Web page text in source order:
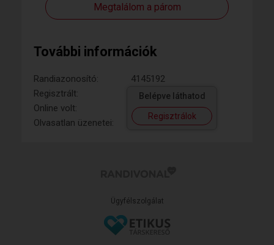
Megtalálom a párom
További információk
Randiazonosító:
4145192
Regisztrált:
Online volt:
Olvasatlan üzenetei:
Belépve láthatod
Regisztrálok
Ügyfélszolgálat